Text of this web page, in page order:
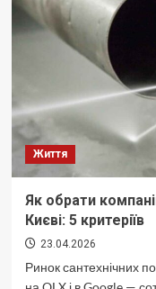
захисту
Життя
Як обрати
Києві: 5 критеріїв
23.04.2026
Ринок сантехнічних